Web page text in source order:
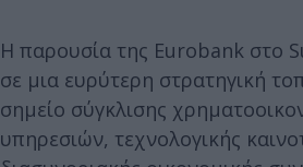
Η παρουσία της Eurobank στο
σε μια ευρύτερη στρατηγική
σημείο σύγκλισης
υπηρεσιών, τεχνολογικής